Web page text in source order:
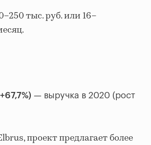
тыс. руб. или 16–
— выручка в 2020 (рост
проект предлагает более